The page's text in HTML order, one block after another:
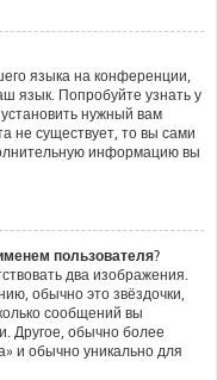
языка на конференции,
язык. Попробуйте узнать у
нужный вам
не существует, то вы сами
информацию вы
пользователя?
два изображения.
обычно это звёздочки,
сообщений вы
Другое, обычно более
и обычно уникально для